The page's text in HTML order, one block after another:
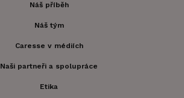
Náš příběh
Náš tým
Caresse v médiích
Naši partneři a spolupráce
Etika